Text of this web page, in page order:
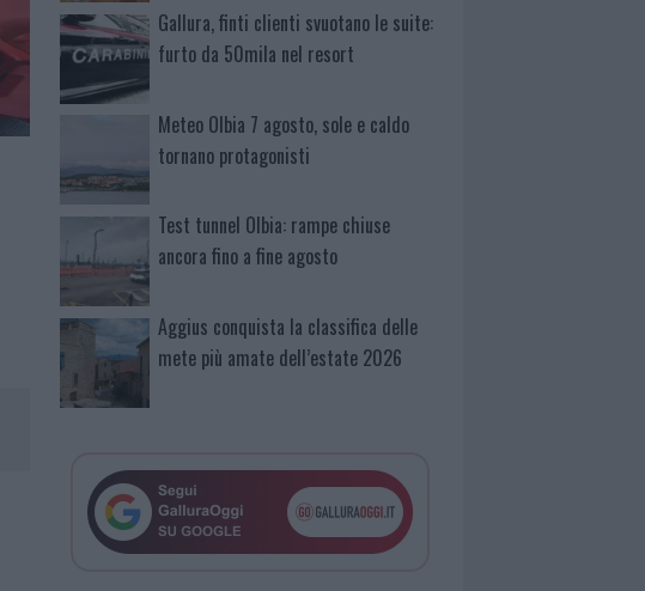
Gallura, finti clienti svuotano le suite:
furto da 50mila nel resort
Meteo Olbia 7 agosto, sole e caldo
tornano protagonisti
Test tunnel Olbia: rampe chiuse
ancora fino a fine agosto
Aggius conquista la classifica delle
mete più amate dell’estate 2026